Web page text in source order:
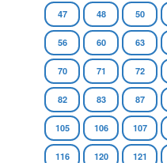
47 48 50
56 60 63
70 71 72
82 83 87
105 106 107
116 120 121